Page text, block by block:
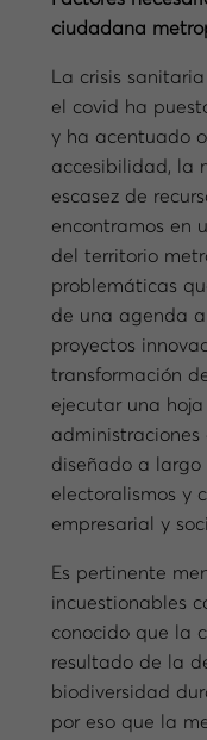
ciudadana
La crisis
el covid ha
y ha acentuado
accesibilidad, la
escasez de
encontramos en
del territorio
problemáticas
de una agenda
proyectos
transformación
ejecutar una
diseñado a largo
electoralismos y
empresarial y
Es pertinente
incuestionables
conocido que la
resultado de la
biodiversidad
por eso que la